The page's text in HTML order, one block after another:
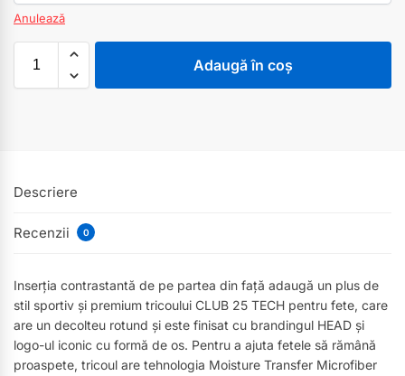
Anulează
Adaugă în coș
Descriere
Recenzii 0
Inserția contrastantă de pe partea din față adaugă un plus de
stil sportiv și premium tricoului CLUB 25 TECH pentru fete, care
are un decolteu rotund și este finisat cu brandingul HEAD și
logo-ul iconic cu formă de os. Pentru a ajuta fetele să rămână
proaspete, tricoul are tehnologia Moisture Transfer Microfiber